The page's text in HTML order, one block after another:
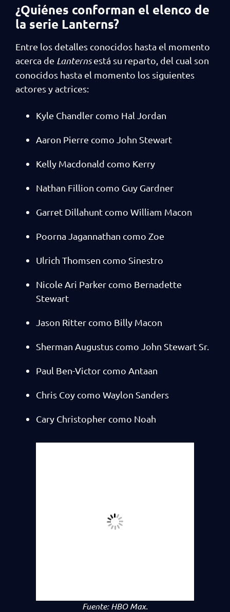
¿Quiénes conforman el elenco de
la serie Lanterns?
Entre los detalles conocidos hasta el momento
acerca de Lanternsestá su reparto, del cual son
conocidos hasta el momento los siguientes
actores y actrices:
Kyle Chandler como Hal Jordan
Aaron Pierre como John Stewart
Kelly Macdonald como Kerry
Nathan Fillion como Guy Gardner
Garret Dillahunt como William Macon
Poorna Jagannathan como Zoe
Ulrich Thomsen como Sinestro
Nicole Ari Parker como Bernadette
Stewart
Jason Ritter como Billy Macon
Sherman Augustus como John Stewart Sr.
Paul Ben-Victor como Antaan
Chris Coy como Waylon Sanders
Cary Christopher como Noah
Fuente:HBO Max.